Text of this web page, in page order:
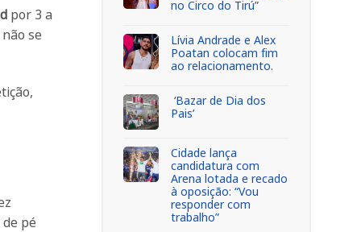
por 3 a
se
pé
no Circo do Tirú”
Lívia Andrade e Alex
Poatan colocam fim
ao relacionamento.
‘Bazar de Dia dos
Pais’
Cidade lança
candidatura com
Arena lotada e recado
à oposição: “Vou
responder com
trabalho”